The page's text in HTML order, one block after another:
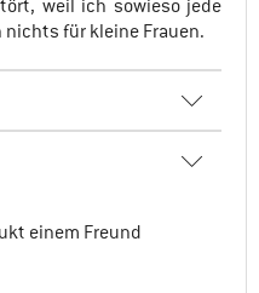
weil ich sowieso jede
für kleine Frauen.
einem Freund